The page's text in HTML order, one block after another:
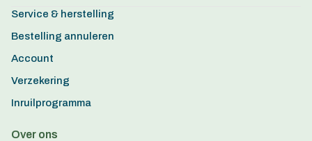
Service & herstelling
Bestelling annuleren
Account
Verzekering
Inruilprogramma
Over ons